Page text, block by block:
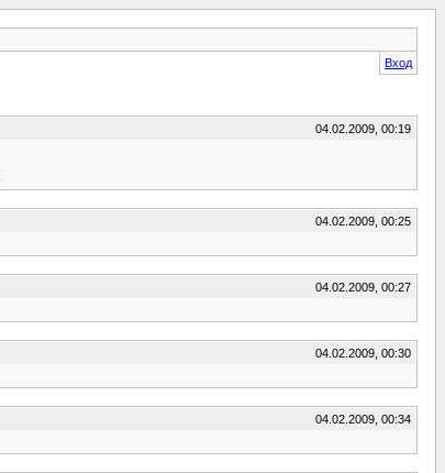
Вход
04.02.2009, 00:19
04.02.2009, 00:25
04.02.2009, 00:27
04.02.2009, 00:30
04.02.2009, 00:34